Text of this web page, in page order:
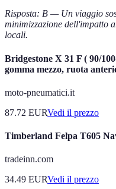
Risposta: B — Un viaggio
minimizzazione dell'impatto
locali.
Bridgestone X 31 F ( 90/
gomma mezzo, ruota
moto-pneumatici.it
87.72 EURVedi il prezzo
Timberland Felpa T605
tradeinn.com
34.49 EURVedi il prezzo